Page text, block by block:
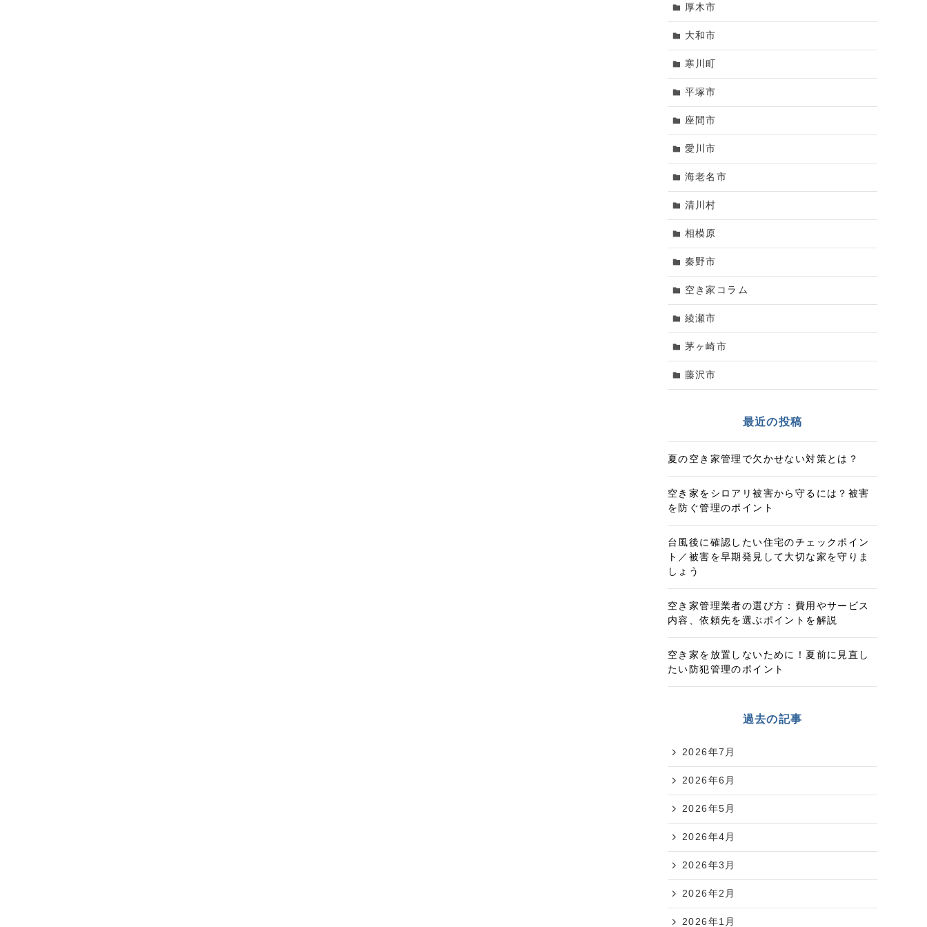
厚木市
大和市
寒川町
平塚市
座間市
愛川市
海老名市
清川村
相模原
秦野市
空き家コラム
綾瀬市
茅ヶ崎市
藤沢市
最近の投稿
夏の空き家管理で欠かせない対策とは？
空き家をシロアリ被害から守るには？被害
を防ぐ管理のポイント
台風後に確認したい住宅のチェックポイン
ト／被害を早期発見して大切な家を守りま
しょう
空き家管理業者の選び方：費用やサービス
内容、依頼先を選ぶポイントを解説
空き家を放置しないために！夏前に見直し
たい防犯管理のポイント
過去の記事
2026年7月
2026年6月
2026年5月
2026年4月
2026年3月
2026年2月
2026年1月